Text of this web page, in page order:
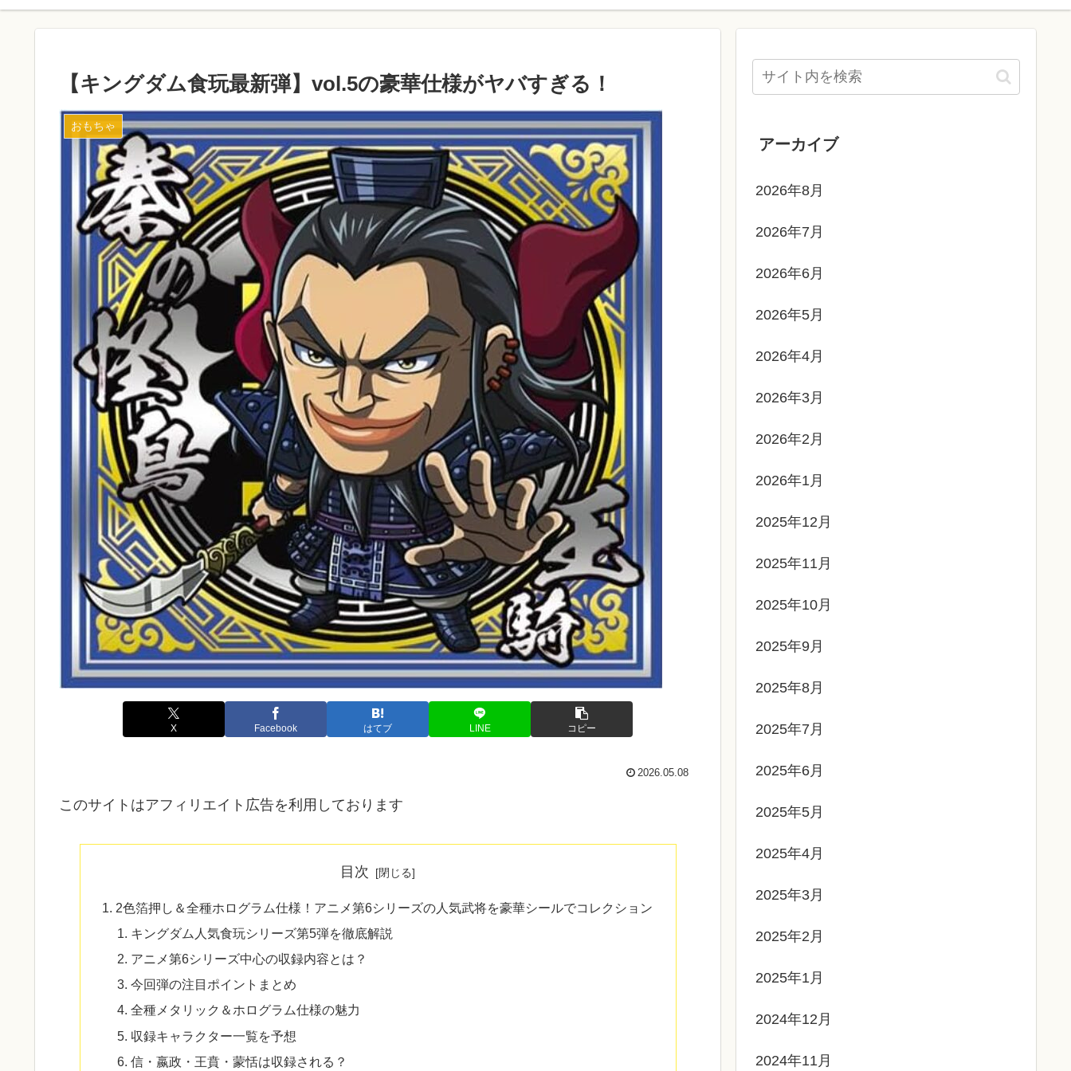
【キングダム食玩最新弾】vol.5の豪華仕様がヤバすぎる！
おもちゃ
X Facebook はてブ LINE コピー
2026.05.08
このサイトはアフィリエイト広告を利用しております
目次
2色箔押し＆全種ホログラム仕様！アニメ第6シリーズの人気武将を豪華シールでコレクション
キングダム人気食玩シリーズ第5弾を徹底解説
アニメ第6シリーズ中心の収録内容とは？
今回弾の注目ポイントまとめ
全種メタリック＆ホログラム仕様の魅力
収録キャラクター一覧を予想
信・嬴政・王賁・蒙恬は収録される？
アーカイブ
2026年8月
2026年7月
2026年6月
2026年5月
2026年4月
2026年3月
2026年2月
2026年1月
2025年12月
2025年11月
2025年10月
2025年9月
2025年8月
2025年7月
2025年6月
2025年5月
2025年4月
2025年3月
2025年2月
2025年1月
2024年12月
2024年11月